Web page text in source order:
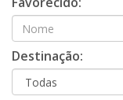
Destinação: